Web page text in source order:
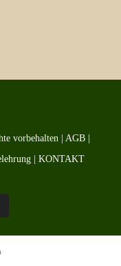
vorbehalten | AGB
KONTAKT